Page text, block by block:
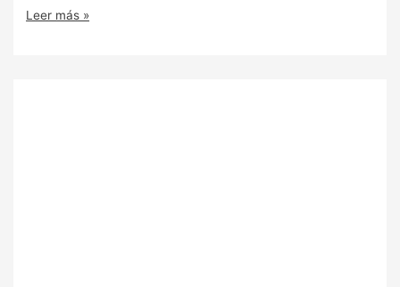
Leer más »